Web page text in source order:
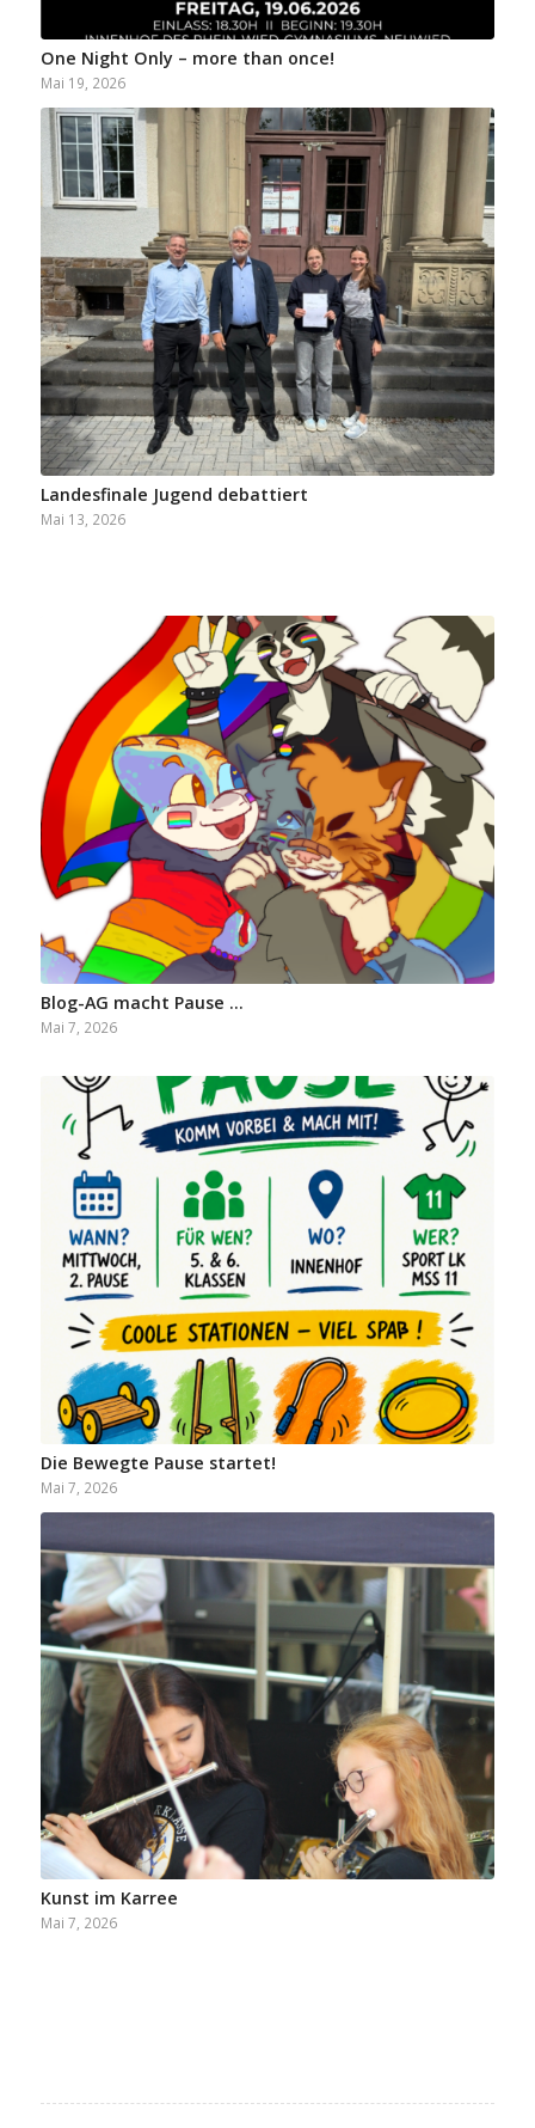
One Night Only – more than once!
Mai 19, 2026
Landesfinale Jugend debattiert
Mai 13, 2026
Blog-AG macht Pause …
Mai 7, 2026
Die Bewegte Pause startet!
Mai 7, 2026
Kunst im Karree
Mai 7, 2026